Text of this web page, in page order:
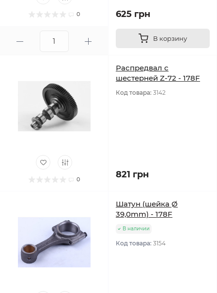
0 625 грн
В корзину
0
Распредвал с
шестерней Z-72 - 178F
Код товара: 3142
821 грн
Шатун (шейка Ø
39,0mm) - 178F
В наличии
Код товара: 3154